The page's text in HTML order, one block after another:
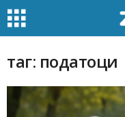
таг: податоци